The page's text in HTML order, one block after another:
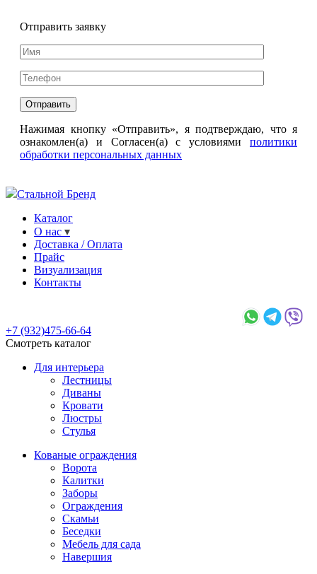
Отправить заявку
Нажимая кнопку «Отправить», я подтверждаю, что я
ознакомлен(а) и Согласен(а) с условиями политики
обработки персональных данных
Стальной Бренд
Каталог
О нас
Доставка / Оплата
Прайс
Визуализация
Контакты
+7 (932)475-66-64
Смотреть каталог
Для интерьера
Лестницы
Диваны
Кровати
Люстры
Стулья
Кованые ограждения
Ворота
Калитки
Заборы
Ограждения
Скамьи
Беседки
Мебель для сада
Навершия